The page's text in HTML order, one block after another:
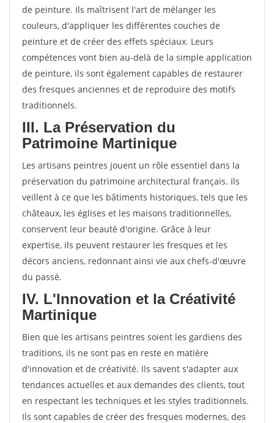
de peinture. Ils maîtrisent l'art de mélanger les
couleurs, d'appliquer les différentes couches de
peinture et de créer des effets spéciaux. Leurs
compétences vont bien au-delà de la simple application
de peinture, ils sont également capables de restaurer
des fresques anciennes et de reproduire des motifs
traditionnels.
III. La Préservation du
Patrimoine Martinique
Les artisans peintres jouent un rôle essentiel dans la
préservation du patrimoine architectural français. Ils
veillent à ce que les bâtiments historiques, tels que les
châteaux, les églises et les maisons traditionnelles,
conservent leur beauté d'origine. Grâce à leur
expertise, ils peuvent restaurer les fresques et les
décors anciens, redonnant ainsi vie aux chefs-d'œuvre
du passé.
IV. L'Innovation et la Créativité
Martinique
Bien que les artisans peintres soient les gardiens des
traditions, ils ne sont pas en reste en matière
d'innovation et de créativité. Ils savent s'adapter aux
tendances actuelles et aux demandes des clients, tout
en respectant les techniques et les styles traditionnels.
Ils sont capables de créer des fresques modernes, des